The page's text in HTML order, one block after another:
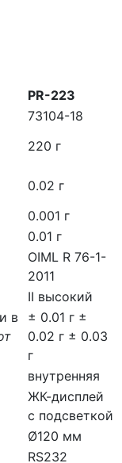
PR-223
73104-18
220 г
0.02 г
0.001 г
0.01 г
OIML R 76-1-
2011
II высокий
в
± 0.01 г ±
0.02 г ± 0.03
г
внутренняя
ЖК-дисплей
с подсветкой
Ø120 мм
RS232